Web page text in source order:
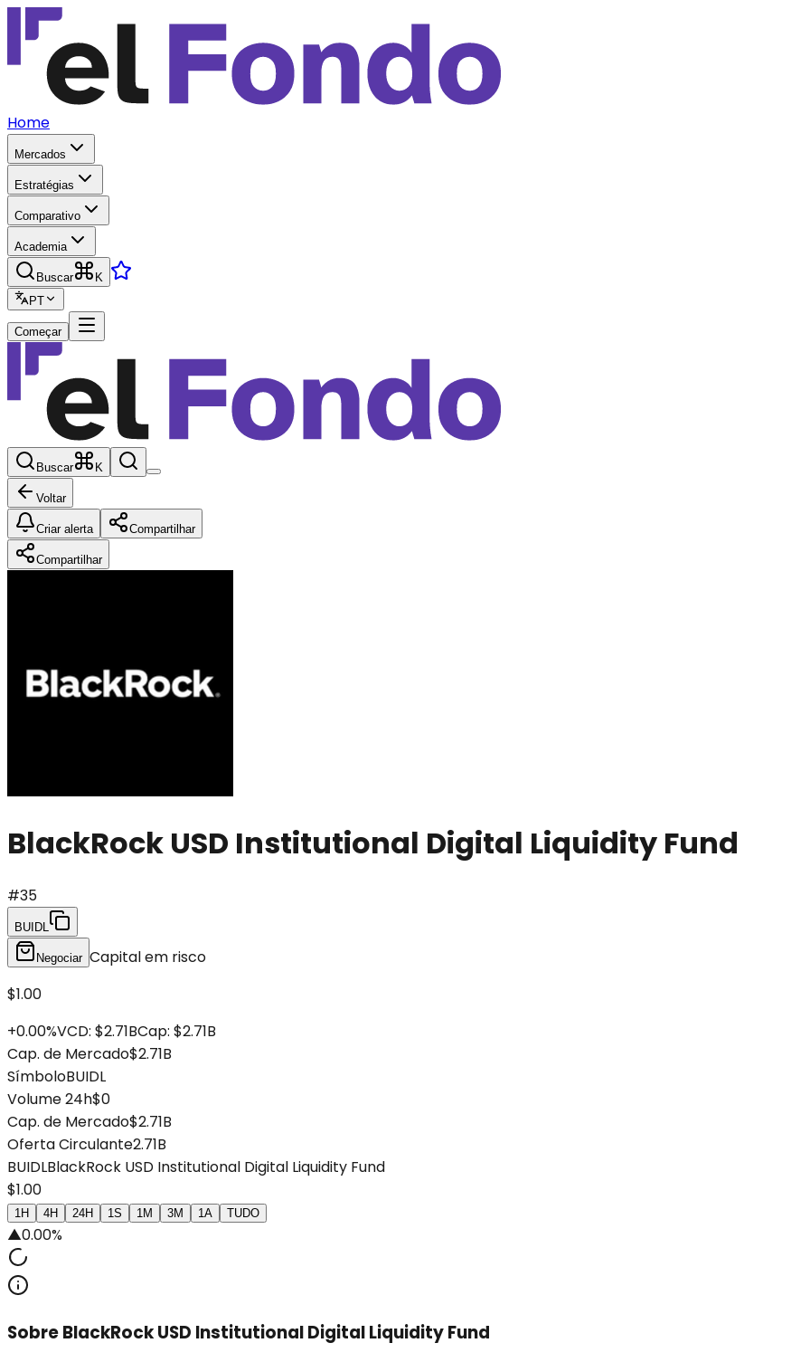
Home
Mercados
Estratégias
Comparativo
Academia
Buscar
K
PT
Começar
Buscar K
Voltar
Criar alerta Compartilhar
Compartilhar
BlackRock USD Institutional Digital Liquidity Fund
#35
BUIDL
Negociar Capital em risco
$1.00
+0.00%VCD: $2.71BCap: $2.71B
Cap. de Mercado$2.71B
SímboloBUIDL
Volume 24h$0
Cap. de Mercado$2.71B
Oferta Circulante2.71B
BUIDLBlackRock USD Institutional Digital Liquidity Fund
$1.00
1H 4H 24H 1S 1M 3M 1A TUDO
▲0.00%
Sobre BlackRock USD Institutional Digital Liquidity Fund